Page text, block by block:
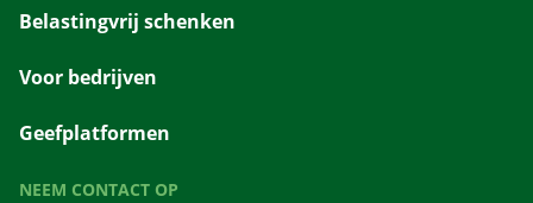
Belastingvrij schenken
Voor bedrijven
Geefplatformen
NEEM CONTACT OP